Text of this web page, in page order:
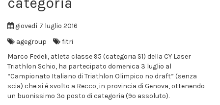
giovedì 7 luglio 2016
agegroup
fitri
Marco Fedeli, atleta classe 95 (categoria S1) della CY Laser
Triathlon Schio, ha partecipato domenica 3 luglio al
“Campionato Italiano di Triathlon Olimpico no draft” (senza
scia) che si é svolto a Recco, in provincia di Genova, ottenendo
un buonissimo 3º posto di categoria (9º assoluto).